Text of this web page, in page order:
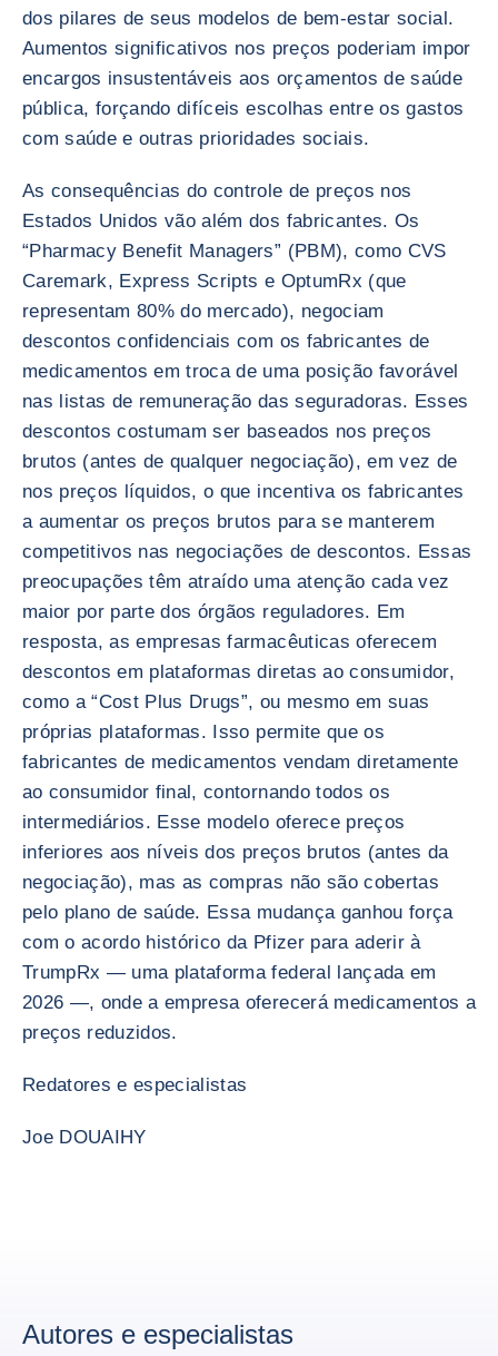
dos pilares de seus modelos de bem-estar social.
Aumentos significativos nos preços poderiam impor
encargos insustentáveis aos orçamentos de saúde
pública, forçando difíceis escolhas entre os gastos
com saúde e outras prioridades sociais.
As consequências do controle de preços nos
Estados Unidos vão além dos fabricantes. Os
“Pharmacy Benefit Managers” (PBM), como CVS
Caremark, Express Scripts e OptumRx (que
representam 80% do mercado), negociam
descontos confidenciais com os fabricantes de
medicamentos em troca de uma posição favorável
nas listas de remuneração das seguradoras. Esses
descontos costumam ser baseados nos preços
brutos (antes de qualquer negociação), em vez de
nos preços líquidos, o que incentiva os fabricantes
a aumentar os preços brutos para se manterem
competitivos nas negociações de descontos. Essas
preocupações têm atraído uma atenção cada vez
maior por parte dos órgãos reguladores. Em
resposta, as empresas farmacêuticas oferecem
descontos em plataformas diretas ao consumidor,
como a “Cost Plus Drugs”, ou mesmo em suas
próprias plataformas. Isso permite que os
fabricantes de medicamentos vendam diretamente
ao consumidor final, contornando todos os
intermediários. Esse modelo oferece preços
inferiores aos níveis dos preços brutos (antes da
negociação), mas as compras não são cobertas
pelo plano de saúde. Essa mudança ganhou força
com o acordo histórico da Pfizer para aderir à
TrumpRx — uma plataforma federal lançada em
2026 —, onde a empresa oferecerá medicamentos a
preços reduzidos.
Redatores e especialistas
Joe DOUAIHY
Autores e especialistas